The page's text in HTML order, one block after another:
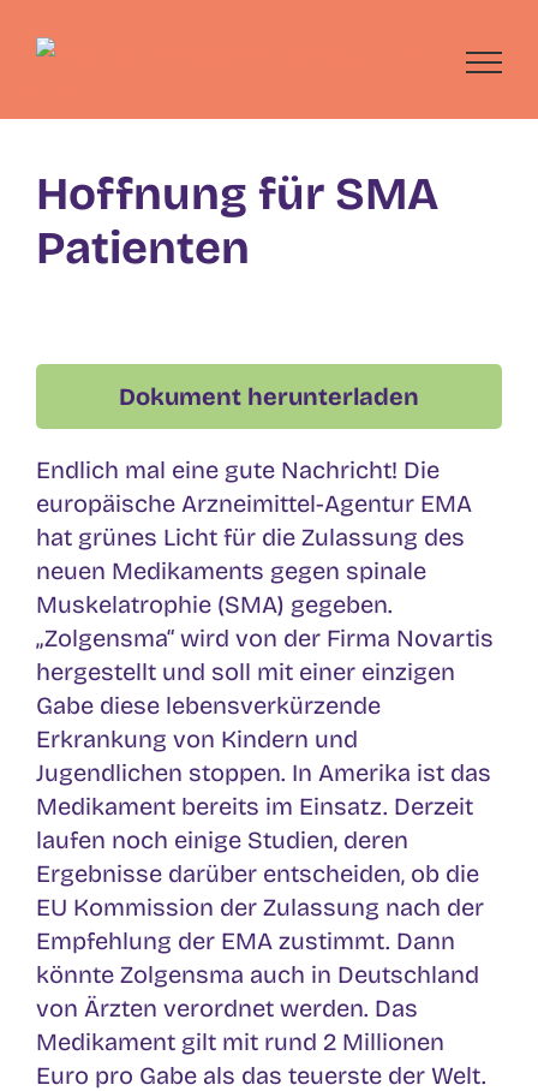
Hoffnung für SMA
Patienten
Dokument herunterladen
Endlich mal eine gute Nachricht! Die
europäi­sche Arzneimittel-Agentur EMA
hat grünes Licht für die Zulassung des
neuen Medikaments gegen spinale
Muskelatrophie (SMA) gegeben.
„Zolgensma“ wird von der Firma Novartis
hergestellt und soll mit einer einzigen
Gabe diese lebensverkürzende
Erkrankung von Kindern und
Jugendlichen stoppen. In Amerika ist das
Medikament bereits im Einsatz. Derzeit
laufen noch einige Studien, deren
Ergebnisse darüber entscheiden, ob die
EU Kommission der Zulassung nach der
Empfehlung der EMA zustimmt. Dann
könnte Zolgensma auch in Deutschland
von Ärzten verordnet werden. Das
Medikament gilt mit rund 2 Millionen
Euro pro Gabe als das teuerste der Welt.